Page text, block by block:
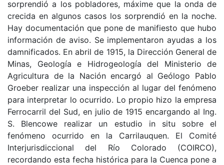
sorprendió a los pobladores, máxime que la onda de
crecida en algunos casos los sorprendió en la noche.
Hay documentación que pone de manifiesto que hubo
información de aviso. Se implementaron ayudas a los
damnificados. En abril de 1915, la Dirección General de
Minas, Geología e Hidrogeología del Ministerio de
Agricultura de la Nación encargó al Geólogo Pablo
Groeber realizar una inspección al lugar del fenómeno
para interpretar lo ocurrido. Lo propio hizo la empresa
Ferrocarril del Sud, en julio de 1915 encargando al Ing.
S. Blencowe realizar un estudio in situ sobre el
fenómeno ocurrido en la Carrilauquen. El Comité
Interjurisdiccional del Río Colorado (COIRCO),
recordando esta fecha histórica para la Cuenca pone a